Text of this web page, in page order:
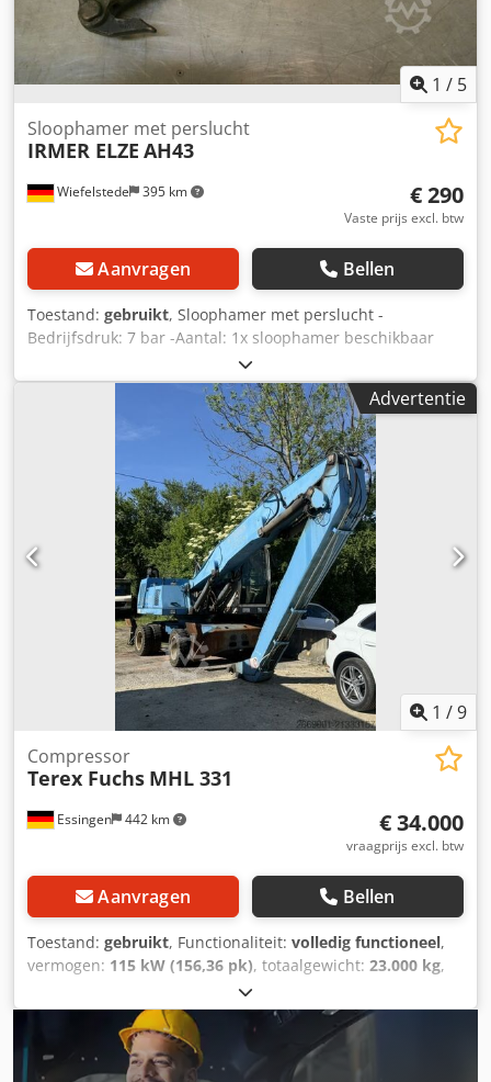
1 / 5
Wiefelstede 395 km
Sloophamer met perslucht
IRMER ELZE AH43
€ 290
Vaste prijs excl. btw
Aanvragen Bellen
Toestand: gebruikt, Sloophamer met perslucht -
Bedrijfsdruk: 7 bar -Aantal: 1x sloophamer beschikbaar
Crodocm D A Ispfx Ahzef -Prijs: per stuk -Afmetingen:
640/365/H125 mm -Gewicht: 22 kg
Advertentie
1 /9
Essingen 442 km
Compressor
Terex Fuchs MHL 331
€ 34.000
vraagprijs excl. btw
Aanvragen Bellen
Toestand: gebruikt, Functionaliteit: volledig functioneel,
vermogen: 115 kW (156,36 pk), totaalgewicht: 23.000 kg,
blauw
24.200 kg, maximaal laadgewicht:12.500 kg, leeggewicht:
, brandstof: diesel
, soort overbrenging:
automatisch
, Bouwjaar: , bedrijfsturen: